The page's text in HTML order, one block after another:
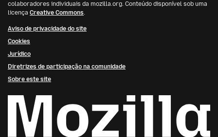
colaboradores individuais da mozilla.org. Conteúdo disponível sob uma
licença Creative Commons.
Aviso de privacidade do site
Cookies
Jurídico
Diretrizes de participação na comunidade
Sobre este site